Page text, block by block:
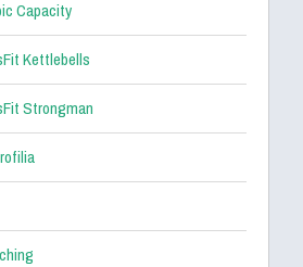
Capacity
Kettlebells
Strongman